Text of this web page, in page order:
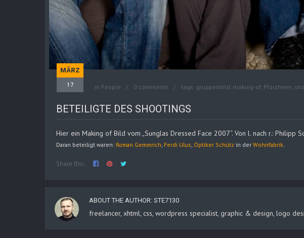
MÄRZ
17 in People 0 comments tags: gruppenbild, making-of, Pforzheim,
BETEILIGTE DES SHOOTINGS
Hier ein Making of Bild vom „Sunglas Dressed Face 2007“. Von l. nach r.: Philipp
Daran beteiligt waren: Roman Gemmrich, Ferdi Ulus, Optiker Schütz in der Wohnfabrik.
Share this:
ABOUT THE AUTHOR: STE7130
freelancer, xhtml, css, wordpress specialist, graphic & design, logo